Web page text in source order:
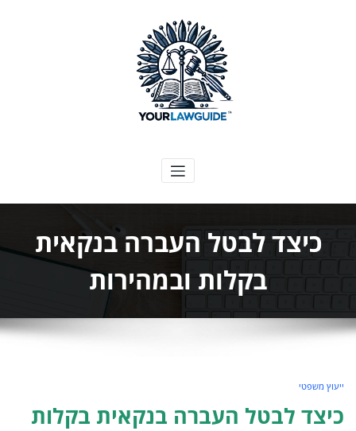
המדריך המשפטי שלך
כיצד לבטל העברה בנקאית
בקלות ובמהירות
ייעוץ משפטי
כיצד לבטל העברה בנקאית בקלות